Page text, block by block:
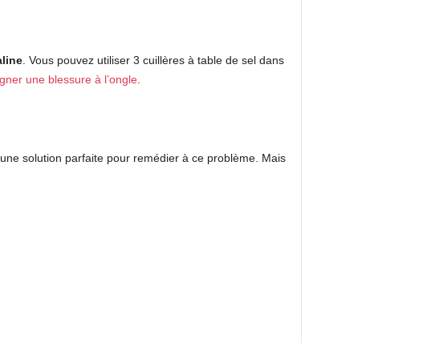
. Vous pouvez utiliser 3 cuillères à table de sel dans
une blessure à l’ongle.
solution parfaite pour remédier à ce problème. Mais